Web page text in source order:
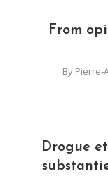
From
By Pierre-
Drogue